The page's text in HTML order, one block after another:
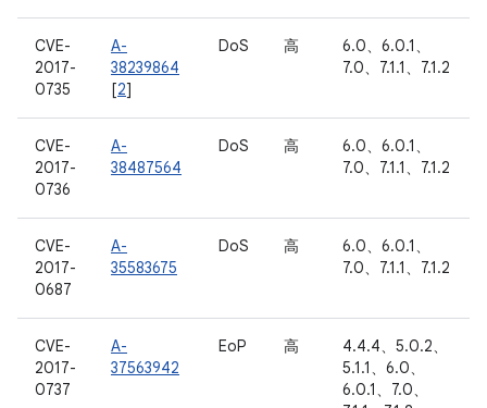
CVE-
2017-
0735
A-
38239864
[2]
DoS 高
6.0、6.0.1、
7.0、7.1.1、7.1.2
CVE-
2017-
0736
A-
38487564
DoS 高
6.0、6.0.1、
7.0、7.1.1、7.1.2
CVE-
2017-
0687
A-
35583675
DoS 高
6.0、6.0.1、
7.0、7.1.1、7.1.2
CVE-
2017-
0737
A-
37563942
EoP 高
4.4.4、5.0.2、
5.1.1、6.0、
6.0.1、7.0、